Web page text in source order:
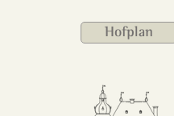
Hofplan